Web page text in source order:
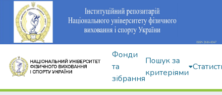
Фонди
та
зібрання
Пошук за
критеріями